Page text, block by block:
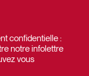
confidentielle :
notre infolettre
vous